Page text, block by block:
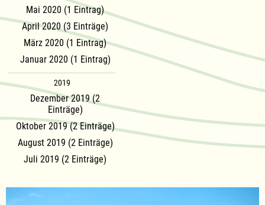
Mai 2020 (1 Eintrag)
April 2020 (3 Einträge)
März 2020 (1 Eintrag)
Januar 2020 (1 Eintrag)
2019
Dezember 2019 (2
Einträge)
Oktober 2019 (2 Einträge)
August 2019 (2 Einträge)
Juli 2019 (2 Einträge)